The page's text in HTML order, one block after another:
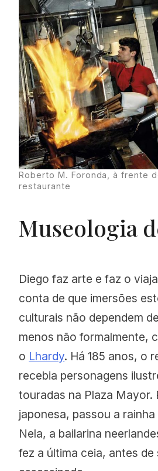
Roberto M. Foronda, à frente
restaurante
Museologia
Diego faz arte e faz o
conta de que imersões
culturais não dependem
menos não formalmente,
o Lhardy. Há 185 anos, o
recebia personagens
touradas na Plaza Mayor.
japonesa, passou a rainha
Nela, a bailarina
fez a última ceia, antes de